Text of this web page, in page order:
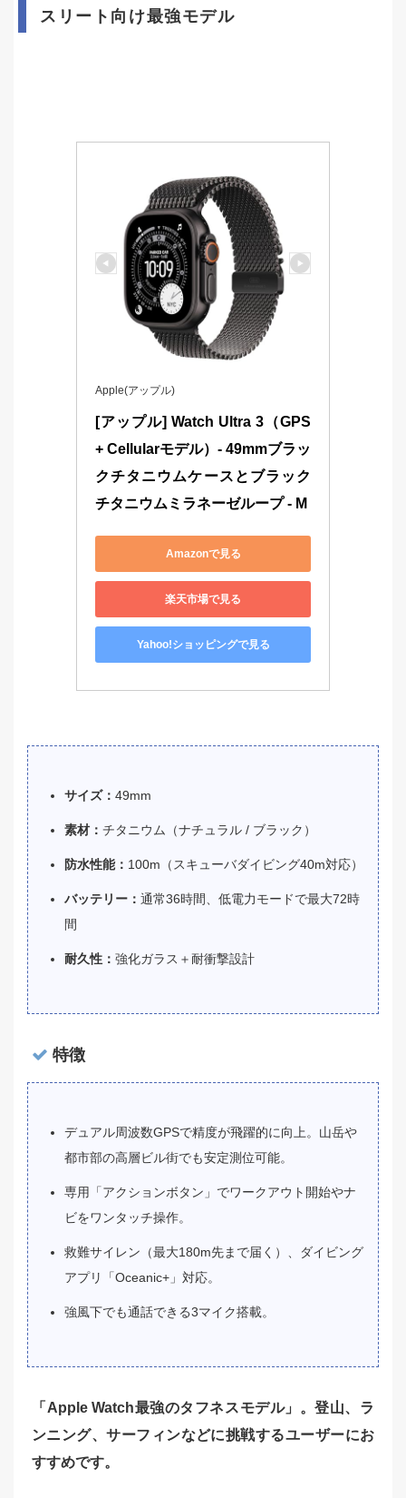
スリート向け最強モデル
Apple(アップル)
[アップル] Watch Ultra 3（GPS
+ Cellularモデル）- 49mmブラッ
クチタニウムケースとブラック
チタニウムミラネーゼループ - M
Amazonで見る
楽天市場で見る
Yahoo!ショッピングで見る
サイズ： 49mm
素材： チタニウム（ナチュラル / ブラック）
防水性能： 100m（スキューバダイビング40m対応）
バッテリー： 通常36時間、低電力モードで最大72時
間
耐久性： 強化ガラス＋耐衝撃設計
特徴
デュアル周波数GPSで精度が飛躍的に向上。山岳や
都市部の高層ビル街でも安定測位可能。
専用「アクションボタン」でワークアウト開始やナ
ビをワンタッチ操作。
救難サイレン（最大180m先まで届く）、ダイビング
アプリ「Oceanic+」対応。
強風下でも通話できる3マイク搭載。
「Apple Watch最強のタフネスモデル」。登山、ラ
ンニング、サーフィンなどに挑戦するユーザーにお
すすめです。